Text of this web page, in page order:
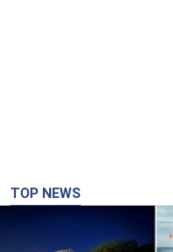
TOP NEWS